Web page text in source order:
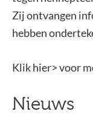
Zij ontvangen
hebben
Klik hier> voor
Nieuws